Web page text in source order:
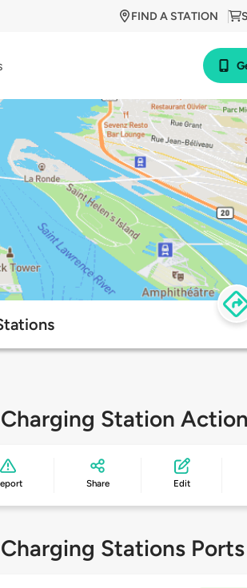
FIND A STATION
Station
Share Edit
Stations Ports